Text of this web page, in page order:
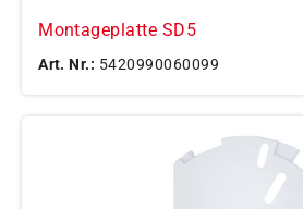
Montageplatte SD5
Art. Nr.: 5420990060099